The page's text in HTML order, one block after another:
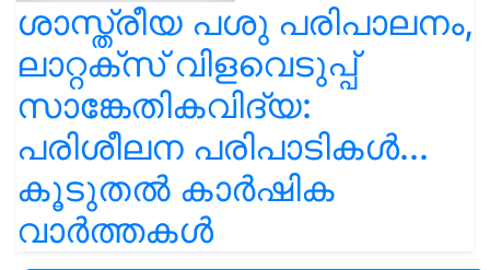
ശാസ്ത്രീയ പശു പരിപാലനം,
ലാറ്റക്സ് വിളവെടുപ്പ്
സാങ്കേതികവിദ്യ:
പരിശീലന പരിപാടികൾ...
കൂടുതൽ കാർഷിക
വാർത്തകൾ